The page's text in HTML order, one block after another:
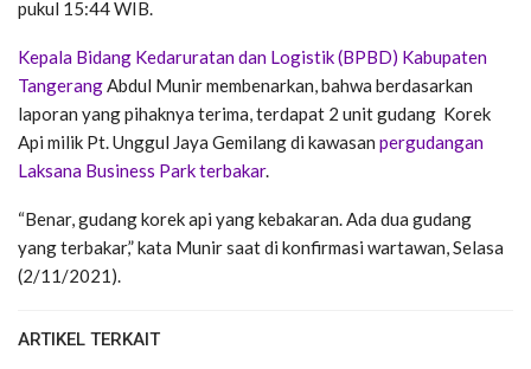
pukul 15:44 WIB.
Kepala Bidang Kedaruratan dan Logistik (BPBD) Kabupaten
TangerangAbdul Munir membenarkan, bahwa berdasarkan
laporan yang pihaknya terima, terdapat 2 unit gudang Korek
Api milik Pt. Unggul Jaya Gemilang di kawasan pergudangan
Laksana Business Park terbakar.
“Benar, gudang korek api yang kebakaran. Ada dua gudang
yang terbakar,” kata Munir saat di konfirmasi wartawan, Selasa
(2/11/2021).
ARTIKEL TERKAIT